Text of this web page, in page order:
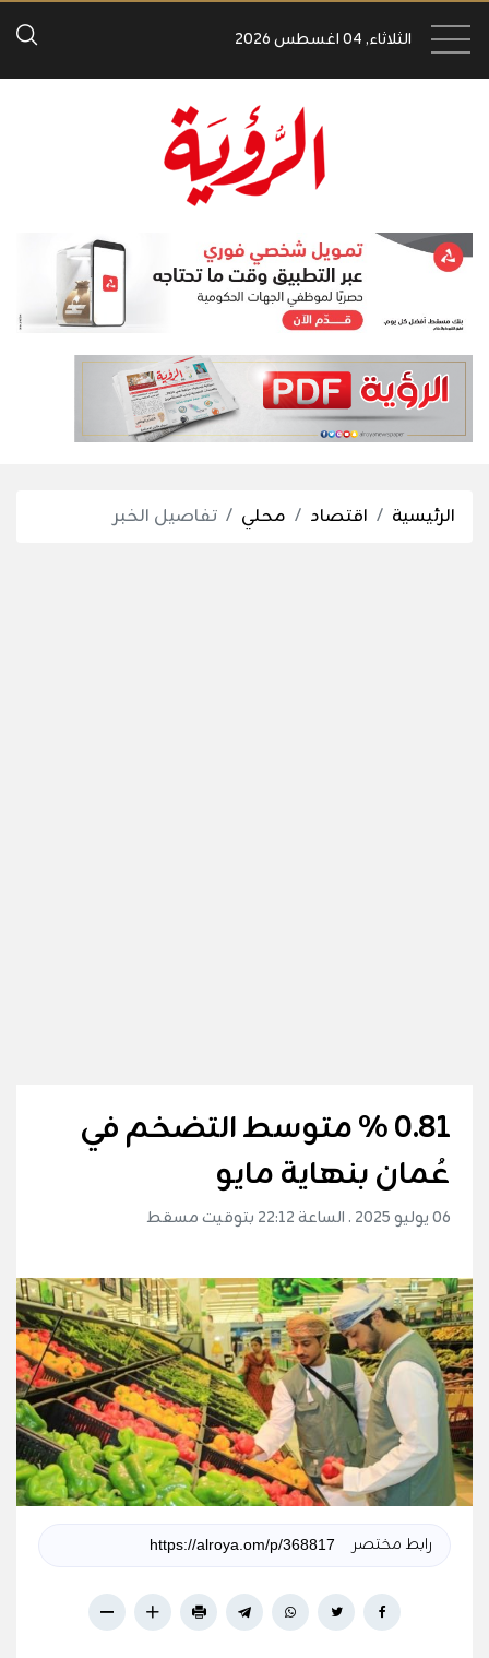
الثلاثاء, 04 اغسطس 2026
الرئيسية اقتصاد محلي تفاصيل الخبر
0.81 % متوسط التضخم في
عُمان بنهاية مايو
06 يوليو 2025 . الساعة 22:12 بتوقيت مسقط
رابط مختصر